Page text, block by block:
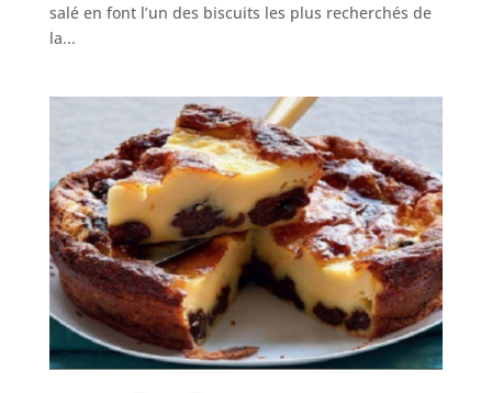
salé en font l’un des biscuits les plus recherchés de
la...